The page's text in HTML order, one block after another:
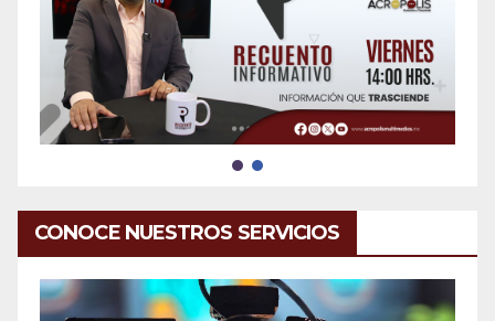
CONOCE NUESTROS SERVICIOS